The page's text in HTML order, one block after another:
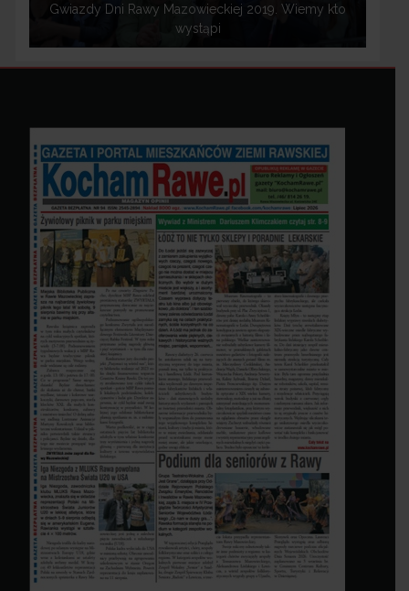
Gwiazdy Dni Rawy Mazowieckiej 2019. Wiemy kto
wystąpi